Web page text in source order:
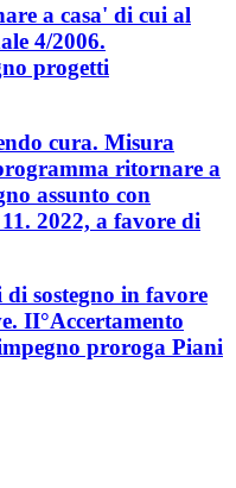
a casa' di cui al
4/2006.
progetti
cura. Misura
ritornare a
assunto con
2022, a favore di
sostegno in favore
II°Accertamento
proroga Piani